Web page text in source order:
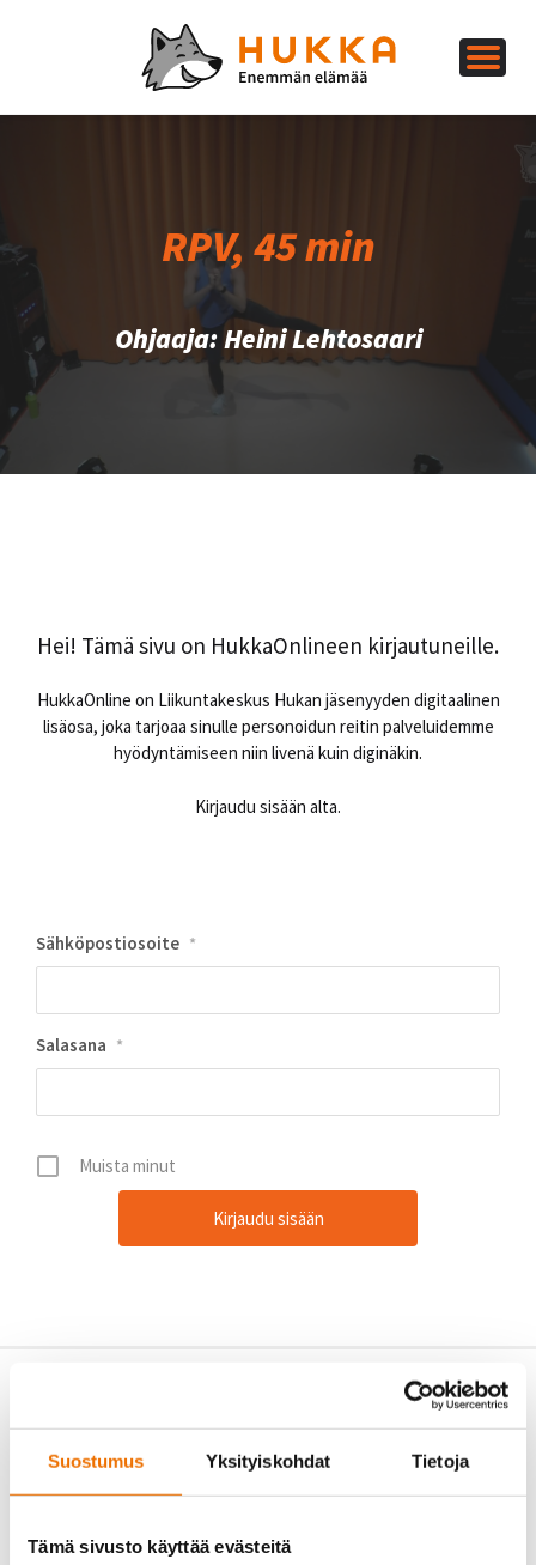
Suostumus Yksityiskohdat Tietoja
Tämä sivusto käyttää evästeitä
RPV, 45 min
Ohjaaja: Heini Lehtosaari
Hei! Tämä sivu on HukkaOnlineen kirjautuneille.
HukkaOnline on Liikuntakeskus Hukan jäsenyyden digitaalinen
lisäosa, joka tarjoaa sinulle personoidun reitin palveluidemme
hyödyntämiseen niin livenä kuin diginäkin.
Kirjaudu sisään alta.
Sähköpostiosoite *
Salasana *
Muista minut